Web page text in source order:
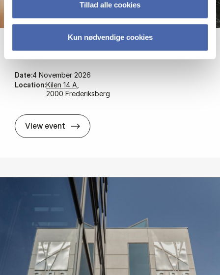
Tillad alle cookies
Kun nødvendige cookies
New Re­search Pro­jects Ca­valca­de
Date:4 November 2026
Location:Kilen 14 A,
2000 Frederiksberg
View event New Re­search Pro­jects Ca­valca­de